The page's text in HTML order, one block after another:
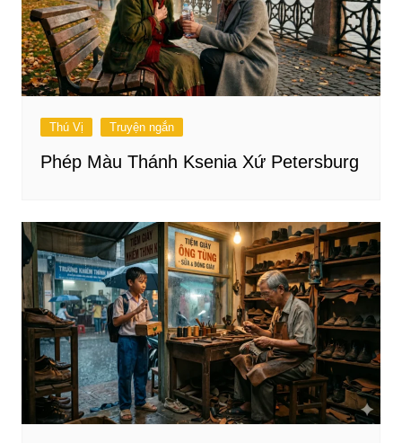
Thú Vị Truyện ngắn
Phép Màu Thánh Ksenia Xứ Petersburg